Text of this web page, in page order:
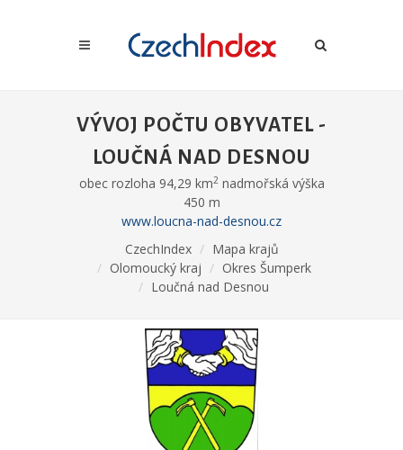
VÝVOJ POČTU OBYVATEL -
LOUČNÁ NAD DESNOU
obec rozloha 94,29 km2nadmořská výška
450 m
www.loucna-nad-desnou.cz
CzechIndex
Mapa krajů
Olomoucký kraj
Okres Šumperk
Loučná nad Desnou